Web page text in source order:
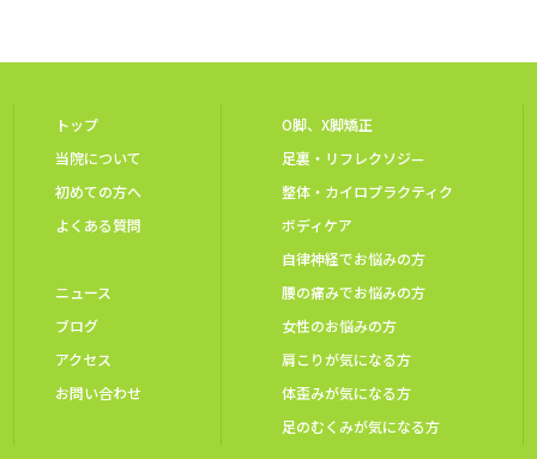
トップ
当院について
初めての方へ
よくある質問
ニュース
ブログ
アクセス
お問い合わせ
O脚、X脚矯正
足裏・リフレクソジ—
整体・カイロプラクティク
ボディケア
自律神経でお悩みの方
腰の痛みでお悩みの方
女性のお悩みの方
肩こりが気になる方
体歪みが気になる方
足のむくみが気になる方